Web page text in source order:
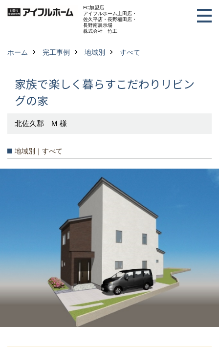
FC加盟店
アイフルホーム上田店・
佐久平店・長野稲田店・
長野南展示場
株式会社 竹工
ホーム 完工事例 地域別 すべて
家族で楽しく暮らすこだわりリビン
グの家
北佐久郡 M 様
地域別｜すべて